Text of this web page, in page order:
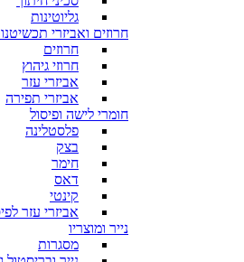
גליוטינות
חרוזים ואביזרי
חרוזים
חרוזי גיהוץ
אביזרי עזר
אביזרי תפירה
חומרי לישה ופיסול
פלסטלינה
בצק
חימר
דאס
קינטי
אביזרי עזר
נייר ומוצריו
מסגרות